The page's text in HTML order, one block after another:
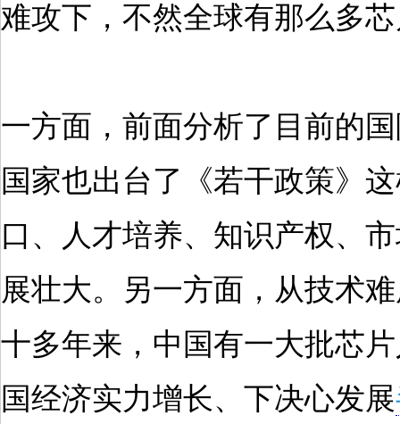
难攻下，不然全球有那么多
一方面，前面分析了目前的
国家也出台了《若干政策》
口、人才培养、知识产权、
展壮大。另一方面，从技术
十多年来，中国有一大批芯
国经济实力增长、下决心发展